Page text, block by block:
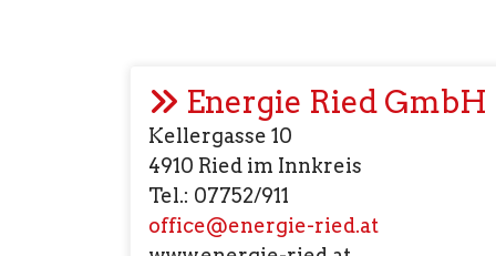
Energie Ried GmbH
Kellergasse 10
4910 Ried im Innkreis
Tel.: 07752/911
office@energie-ried.at